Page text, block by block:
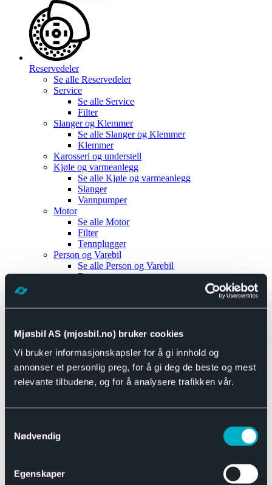
Mjøsbil AS (mjosbil.no) bruker cookies
Vi bruker informasjonskapsler for å gi innhold og
annonser et personlig preg, for å gi deg de beste og mest
relevante tilbudene, og for å analysere trafikken vår.
Nødvendig
Egenskaper
Reservedeler
Se alle Reservedeler
Service
Se alle Service
Filter
Slanger og Klemmer
Se alle Slanger og Klemmer
Klemmer
Karosseri og understell
Kjøle og varmeanlegg
Se alle Kjøle og varmeanlegg
Slanger
Vannpumper
Motor
Se alle Motor
Filter
Tennplugger
Person og Varebil
Se alle Person og Varebil
Brems
Motor og drivverk
Se alle Universal
Bremsedeler
Se alle Bremsedeler
Bremsenippler
Drivline og motor
Se alle Drivline og motor
Eksosanlegg